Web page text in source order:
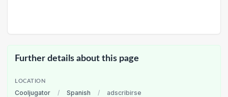
Further details about this page
LOCATION
Cooljugator / Spanish / adscribirse